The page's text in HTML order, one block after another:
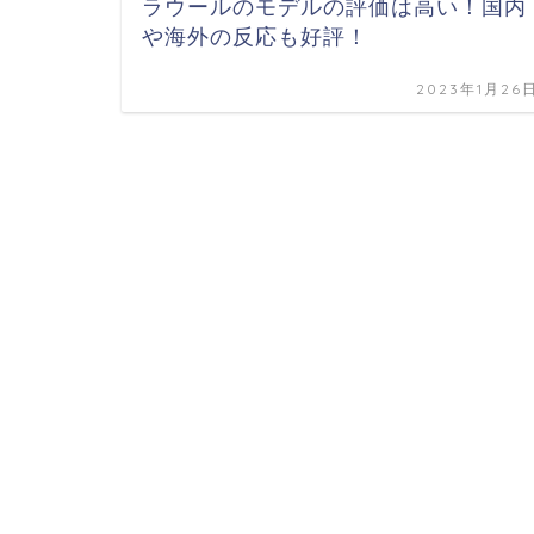
ラウールのモデルの評価は高い！国内
や海外の反応も好評！
2023年1月26